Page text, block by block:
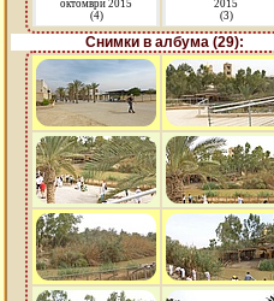
октомври 2015
(4)
2015
(3)
Снимки в албума (29):